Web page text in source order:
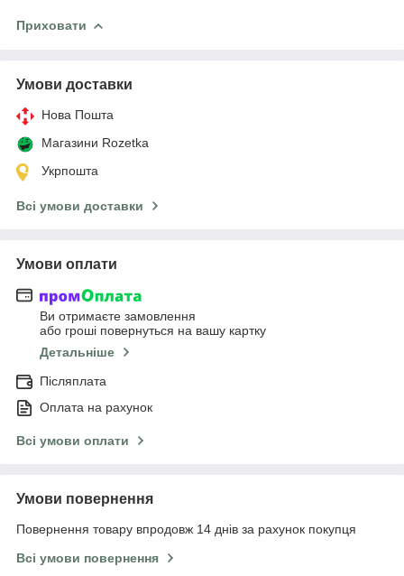
Приховати
Умови доставки
Нова Пошта
Магазини Rozetka
Укрпошта
Всі умови доставки
Умови оплати
Ви отримаєте замовлення
або гроші повернуться на вашу картку
Детальніше
Післяплата
Оплата на рахунок
Всі умови оплати
Умови повернення
Повернення товару впродовж 14 днів за рахунок покупця
Всі умови повернення